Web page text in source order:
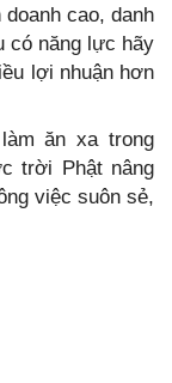
cao, danh
có năng lực hãy
lợi nhuận hơn
ăn xa trong
trời Phật nâng
việc suôn sẻ,